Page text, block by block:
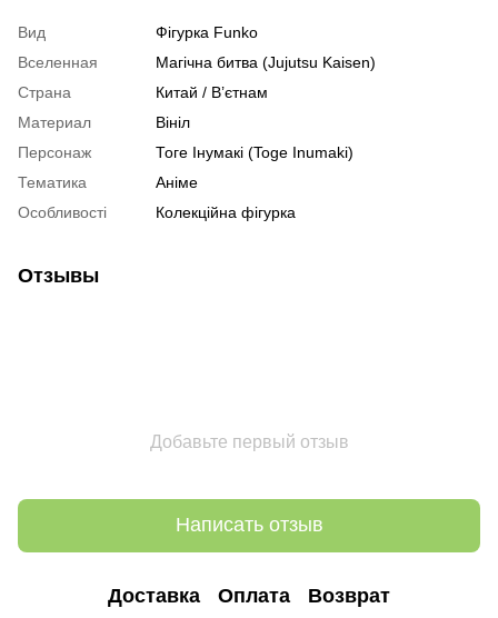
Вид
Фігурка Funko
Вселенная
Магічна битва (Jujutsu Kaisen)
Страна
Китай / В’єтнам
Материал
Вініл
Персонаж
Тоге Інумакі (Toge Inumaki)
Тематика
Аніме
Особливості
Колекційна фігурка
Отзывы
Добавьте первый отзыв
Написать отзыв
Доставка Оплата Возврат